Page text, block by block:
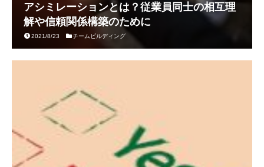
アシミレーションとは？従業員同士の相互理
解や信頼関係構築のために
2021/8/23 チームビルディング